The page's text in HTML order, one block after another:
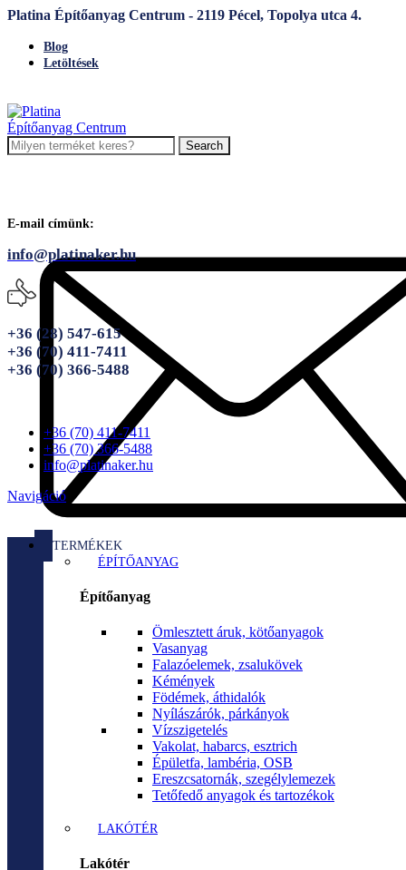
Platina Építőanyag Centrum - 2119 Pécel, Topolya utca 4.
Blog
Letöltések
Search
E-mail címünk:
info@platinaker.hu
+36 (28) 547-615
+36 (70) 411-7411
+36 (70) 366-5488
+36 (70) 411-7411
+36 (70) 366-5488
info@platinaker.hu
Navigáció
TERMÉKEK
ÉPÍTŐANYAG
Építőanyag
Ömlesztett áruk, kötőanyagok
Vasanyag
Falazóelemek, zsalukövek
Kémények
Födémek, áthidalók
Nyílászárók, párkányok
Vízszigetelés
Vakolat, habarcs, esztrich
Épületfa, lambéria, OSB
Ereszcsatornák, szegélylemezek
Tetőfedő anyagok és tartozékok
LAKÓTÉR
Lakótér